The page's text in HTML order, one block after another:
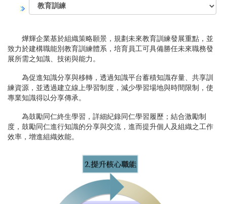
燁輝企業基於組織策略願景，規劃未來教育訓練發展重點，並
致力於建構職能別教育訓練體系，培育員工可具備勝任未來職務發
展所需之知識、技術與能力。
為促進知識分享與移轉，透過知識平台蓄積知識存量、共享訓
練資源，並透過建立線上學習制度，減少學習場地與時間限制，使
專業知識得以分享傳承。
為鼓勵同仁終生學習，詳細紀錄同仁學習履歷；結合激勵制
度，鼓勵同仁進行知識的分享與交流，進而提升個人及組織之工作
效率，增進組織效能。